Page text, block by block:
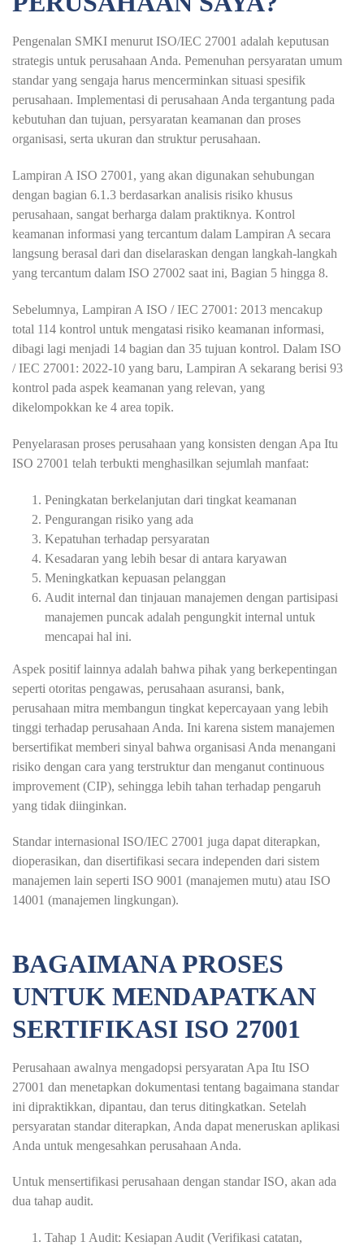
Pengenalan SMKI menurut ISO/IEC 27001 adalah keputusan
strategis untuk perusahaan Anda. Pemenuhan persyaratan umum
standar yang sengaja harus mencerminkan situasi spesifik
perusahaan. Implementasi di perusahaan Anda tergantung pada
kebutuhan dan tujuan, persyaratan keamanan dan proses
organisasi, serta ukuran dan struktur perusahaan.
Lampiran A ISO 27001 , yang akan digunakan sehubungan
dengan bagian 6.1.3 berdasarkan analisis risiko khusus
perusahaan, sangat berharga dalam praktiknya. Kontrol
keamanan informasi yang tercantum dalam Lampiran A secara
langsung berasal dari dan diselaraskan dengan langkah-langkah
yang tercantum dalam ISO 27002 saat ini, Bagian 5 hingga 8.
Sebelumnya, Lampiran A ISO / IEC 27001: 2013 mencakup
total 114 kontrol untuk mengatasi risiko keamanan informasi,
dibagi lagi menjadi 14 bagian dan 35 tujuan kontrol. Dalam ISO
/ IEC 27001: 2022-10 yang baru, Lampiran A sekarang berisi 93
kontrol pada aspek keamanan yang relevan, yang
dikelompokkan ke 4 area topik.
Penyelarasan proses perusahaan yang konsisten dengan Apa Itu
ISO 27001 telah terbukti menghasilkan sejumlah manfaat:
Peningkatan berkelanjutan dari tingkat keamanan
Pengurangan risiko yang ada
Kepatuhan terhadap persyaratan
Kesadaran yang lebih besar di antara karyawan
Meningkatkan kepuasan pelanggan
Audit internal dan tinjauan manajemen dengan partisipasi
manajemen puncak adalah pengungkit internal untuk
mencapai hal ini.
Aspek positif lainnya adalah bahwa pihak yang berkepentingan
seperti otoritas pengawas, perusahaan asuransi, bank,
perusahaan mitra membangun tingkat kepercayaan yang lebih
tinggi terhadap perusahaan Anda. Ini karena sistem manajemen
bersertifikat memberi sinyal bahwa organisasi Anda menangani
risiko dengan cara yang terstruktur dan menganut continuous
improvement (CIP), sehingga lebih tahan terhadap pengaruh
yang tidak diinginkan.
Standar internasional ISO/IEC 27001 juga dapat diterapkan,
dioperasikan, dan disertifikasi secara independen dari sistem
manajemen lain seperti ISO 9001 (manajemen mutu) atau ISO
14001 (manajemen lingkungan).
BAGAIMANA PROSES
UNTUK MENDAPATKAN
SERTIFIKASI ISO 27001
Perusahaan awalnya mengadopsi persyaratan Apa Itu ISO
27001 dan menetapkan dokumentasi tentang bagaimana standar
ini dipraktikkan, dipantau, dan terus ditingkatkan. Setelah
persyaratan standar diterapkan, Anda dapat meneruskan aplikasi
Anda untuk mengesahkan perusahaan Anda.
Untuk mensertifikasi perusahaan dengan standar ISO, akan ada
dua tahap audit.
Tahap 1 Audit: Kesiapan Audit (Verifikasi catatan,